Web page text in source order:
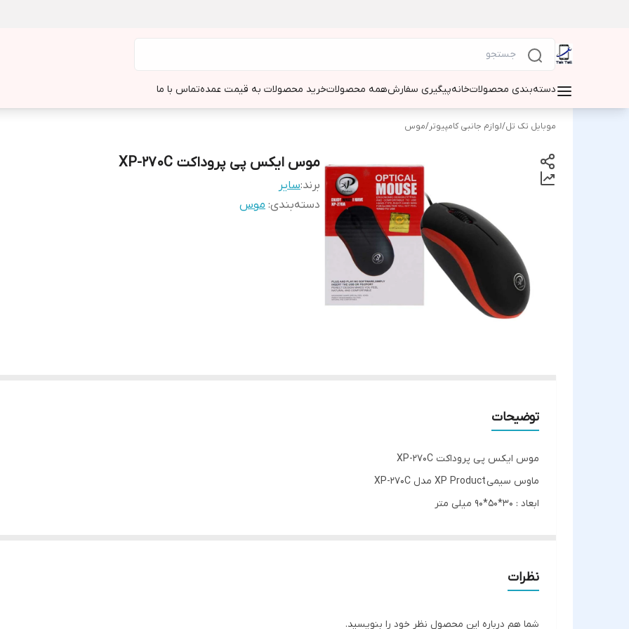
دسته‌بندی محصولاتخانهپیگیری سفارشهمه محصولاتخرید محصولات به قیمت عمدهتماس با ما
موبایل تک تل/لوازم جانبی کامپیوتر/موس
موس ایکس پی پروداکت XP-270C
برند:سایر
دسته‌بندی: موس
توضیحات
موس ایکس پی پروداکت XP-270C
ماوس سیمی XP Product مدل XP-270C
ابعاد : ۳۰*۵۰*۹۰ میلی متر
نوع اتصال : با کابل (پورت USB)
رابط : دانگل USB
نظرات
شما هم درباره این محصول نظر خود را بنویسید.